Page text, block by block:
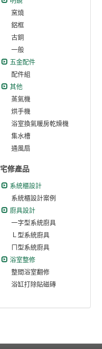
窯燒
鋁框
古銅
一般
五金配件
配件組
其他
蒸氣機
烘手機
浴室換氣暖房乾燥機
集水槽
通風扇
宅修產品
系統櫃設計
系統櫃設計案例
廚具設計
一字型系統廚具
Ｌ型系統廚具
ㄇ型系統廚具
浴室整修
整間浴室翻修
浴缸打除貼磁磚